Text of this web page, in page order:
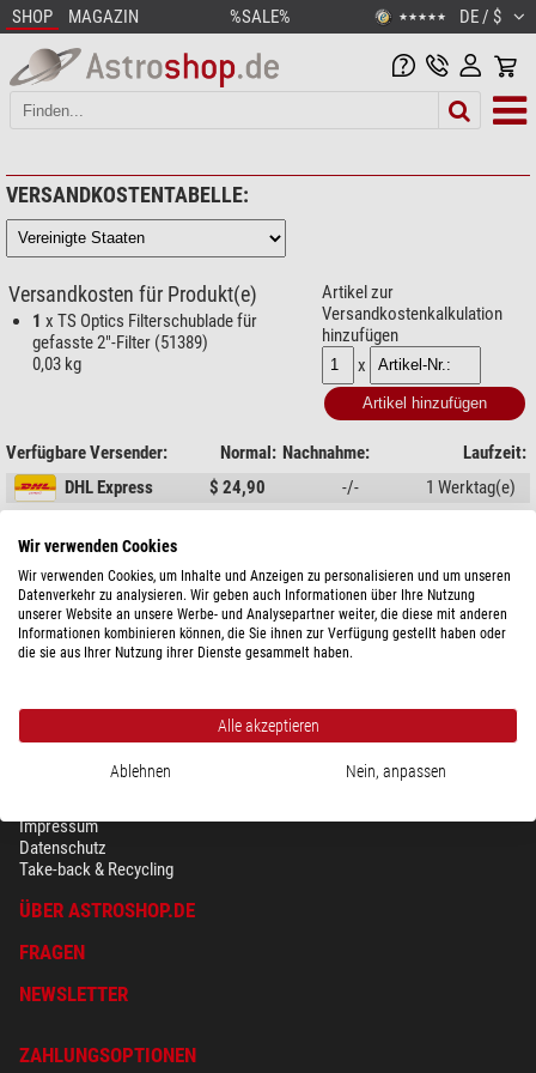
SHOP MAGAZIN %SALE% ★★★★★ DE / $
VERSANDKOSTENTABELLE:
Versandkosten für Produkt(e)
1 x TS Optics Filterschublade für
gefasste 2"-Filter (51389)
0,03 kg
Artikel zur
Versandkostenkalkulation
hinzufügen
x
Verfügbare Versender: Normal: Nachnahme:
Laufzeit:
DHL Express
$ 24,90 -/- 1 Werktag(e)
Kompletter Überblick über die Versandkosten nach Gewicht für das oben
gewählte Land.
SICHERHEIT & DATENSCHUTZ
Impressum
Datenschutz
Take-back & Recycling
ÜBER ASTROSHOP.DE
FRAGEN
NEWSLETTER
ZAHLUNGSOPTIONEN
Wir verwenden Cookies
Wir verwenden Cookies, um Inhalte und Anzeigen zu personalisieren und um unseren
Datenverkehr zu analysieren. Wir geben auch Informationen über Ihre Nutzung
unserer Website an unsere Werbe- und Analysepartner weiter, die diese mit anderen
Informationen kombinieren können, die Sie ihnen zur Verfügung gestellt haben oder
die sie aus Ihrer Nutzung ihrer Dienste gesammelt haben.
Alle akzeptieren
Ablehnen Nein, anpassen